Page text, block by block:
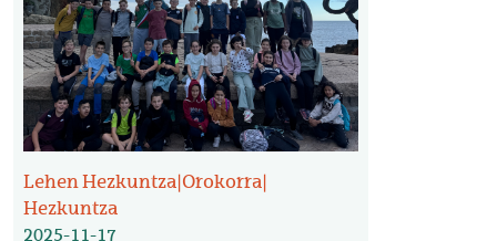
Lehen Hezkuntza|Orokorra|
Hezkuntza
2025-11-17